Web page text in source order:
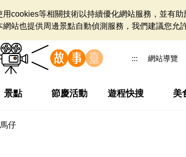
用cookies等相關技術以持續優化網站服務，並有
網站也提供周邊景點自動偵測服務，我們建議您允
::: 網站導覽
景點 節慶活動 遊程快搜 美
仔